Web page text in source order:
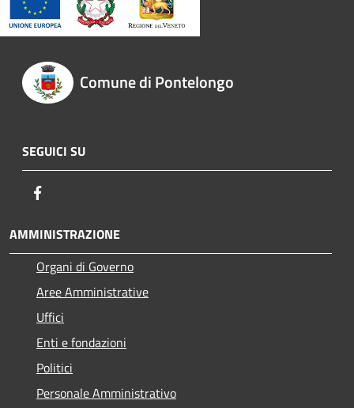
Comune di Pontelongo
SEGUICI SU
AMMINISTRAZIONE
Organi di Governo
Aree Amministrative
Uffici
Enti e fondazioni
Politici
Personale Amministrativo